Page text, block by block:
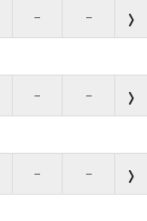
– –
– –
– –